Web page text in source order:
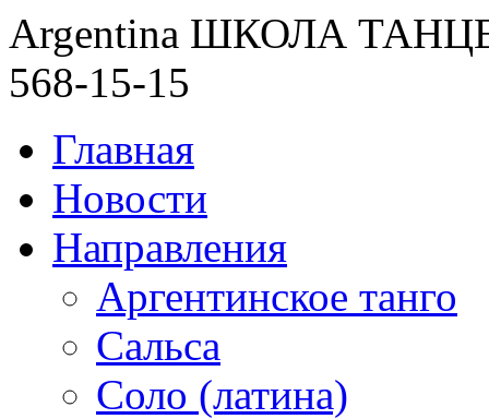
Argentina ШКОЛА
568-15-15
Главная
Новости
Направления
Аргентинское танго
Сальса
Соло (латина)